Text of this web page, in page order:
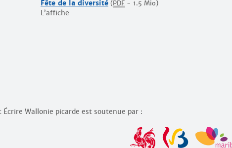
Fête de la diversité (PDF - 1.5 Mio)
L’affiche
Écrire Wallonie picarde est soutenue par :